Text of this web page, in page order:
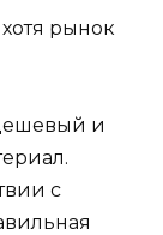
рынок
и
с